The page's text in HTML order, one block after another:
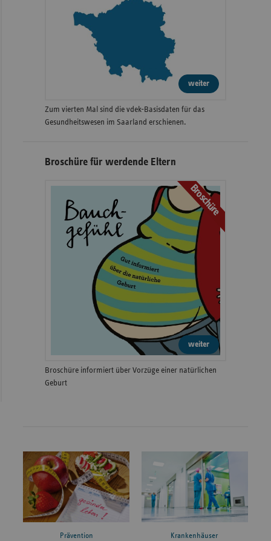
weiter
Zum vierten Mal sind die vdek-Basisdaten für das
Gesundheitswesen im Saarland erschienen.
Broschüre für werdende Eltern
Broschüre
weiter
Broschüre informiert über Vorzüge einer natürlichen
Geburt
Prävention Krankenhäuser